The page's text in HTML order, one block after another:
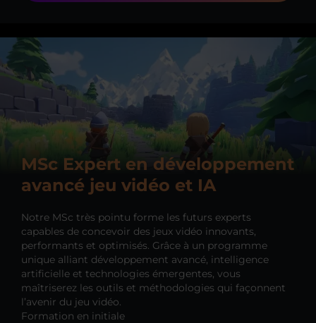
MSc Expert en développement
avancé jeu vidéo et IA
Notre MSc très pointu forme les futurs experts
capables de concevoir des jeux vidéo innovants,
performants et optimisés. Grâce à un programme
unique alliant développement avancé, intelligence
artificielle et technologies émergentes, vous
maîtriserez les outils et méthodologies qui façonnent
l’avenir du jeu vidéo.
Formation en initiale